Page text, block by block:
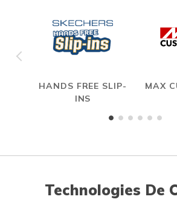
HANDS FREE SLIP-
INS
MAX
Technologies De